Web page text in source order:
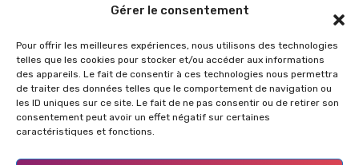
Gérer le consentement
Pour offrir les meilleures expériences, nous utilisons des technologies
telles que les cookies pour stocker et/ou accéder aux informations
des appareils. Le fait de consentir à ces technologies nous permettra
de traiter des données telles que le comportement de navigation ou
les ID uniques sur ce site. Le fait de ne pas consentir ou de retirer son
consentement peut avoir un effet négatif sur certaines
caractéristiques et fonctions.
Blog Cheveux
Détox capillaire : comment éliminer les
résidus pour un cuir chevelu sain et
revitalisé